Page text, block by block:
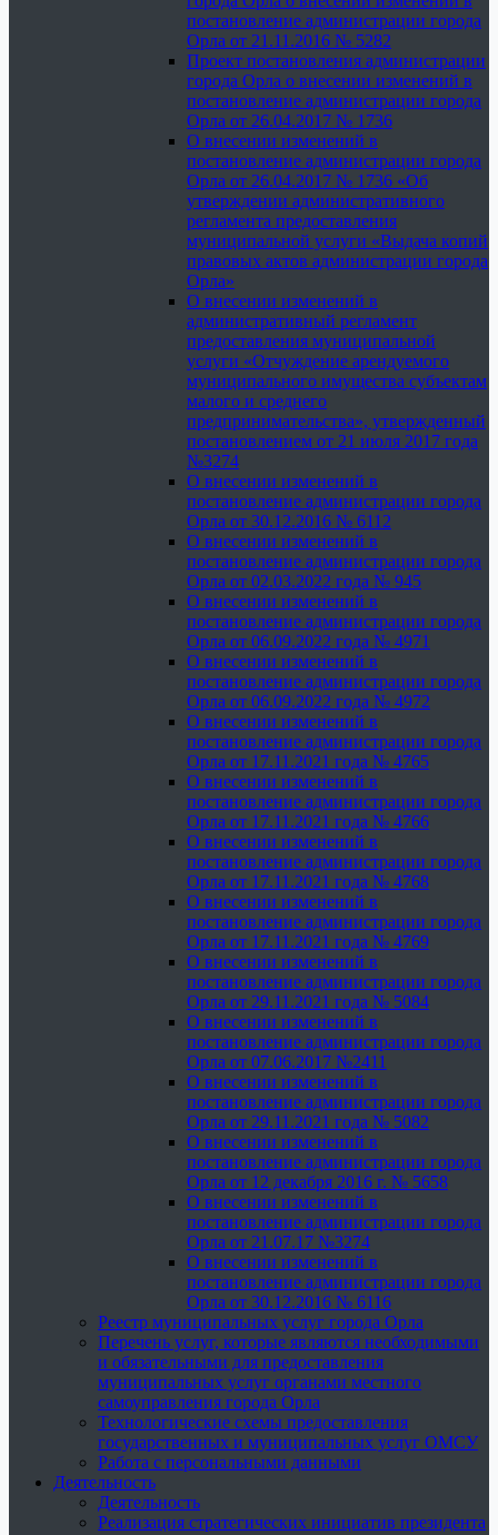
постановление администрации города
Орла от 21.11.2016 № 5282
Проект постановления администрации
города Орла о внесении изменений в
постановление администрации города
Орла от 26.04.2017 № 1736
О внесении изменений в
постановление администрации города
Орла от 26.04.2017 № 1736 «Об
утверждении административного
регламента предоставления
муниципальной услуги «Выдача копий
правовых актов администрации города
Орла»
О внесении изменений в
административный регламент
предоставления муниципальной
услуги «Отчуждение арендуемого
муниципального имущества субъектам
малого и среднего
предпринимательства», утвержденный
постановлением от 21 июля 2017 года
№3274
О внесении изменений в
постановление администрации города
Орла от 30.12.2016 № 6112
О внесении изменений в
постановление администрации города
Орла от 02.03.2022 года № 945
О внесении изменений в
постановление администрации города
Орла от 06.09.2022 года № 4971
О внесении изменений в
постановление администрации города
Орла от 06.09.2022 года № 4972
О внесении изменений в
постановление администрации города
Орла от 17.11.2021 года № 4765
О внесении изменений в
постановление администрации города
Орла от 17.11.2021 года № 4766
О внесении изменений в
постановление администрации города
Орла от 17.11.2021 года № 4768
О внесении изменений в
постановление администрации города
Орла от 17.11.2021 года № 4769
О внесении изменений в
постановление администрации города
Орла от 29.11.2021 года № 5084
О внесении изменений в
постановление администрации города
Орла от 07.06.2017 №2411
О внесении изменений в
постановление администрации города
Орла от 29.11.2021 года № 5082
О внесении изменений в
постановление администрации города
Орла от 12 декабря 2016 г. № 5658
О внесении изменений в
постановление администрации города
Орла от 21.07.17 №3274
О внесении изменений в
постановление администрации города
Орла от 30.12.2016 № 6116
Реестр муниципальных услуг города Орла
Перечень услуг, которые являются необходимыми
и обязательными для предоставления
муниципальных услуг органами местного
самоуправления города Орла
Технологические схемы предоставления
государственных и муниципальных услуг ОМСУ
Работа с персональными данными
Деятельность
Деятельность
Реализация стратегических инициатив президента